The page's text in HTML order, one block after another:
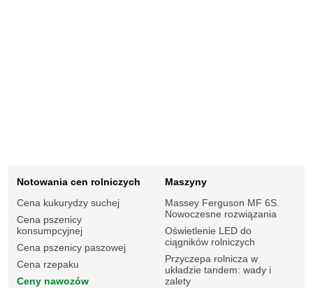
Notowania cen rolniczych
Cena kukurydzy suchej
Cena pszenicy
konsumpcyjnej
Cena pszenicy paszowej
Cena rzepaku
Ceny nawozów
Maszyny
Massey Ferguson MF 6S.
Nowoczesne rozwiązania
Oświetlenie LED do
ciągników rolniczych
Przyczepa rolnicza w
układzie tandem: wady i
zalety